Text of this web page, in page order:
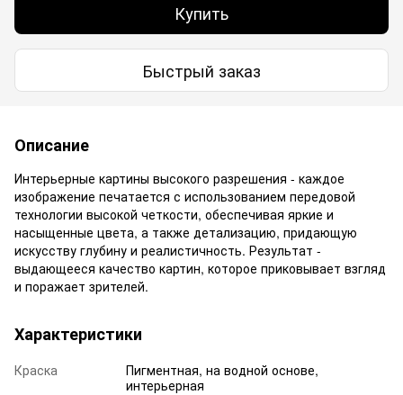
Купить
Быстрый заказ
Описание
Интерьерные картины высокого разрешения - каждое
изображение печатается с использованием передовой
технологии высокой четкости, обеспечивая яркие и
насыщенные цвета, а также детализацию, придающую
искусству глубину и реалистичность. Результат -
выдающееся качество картин, которое приковывает взгляд
и поражает зрителей.
Характеристики
Краска
Пигментная, на водной основе,
интерьерная